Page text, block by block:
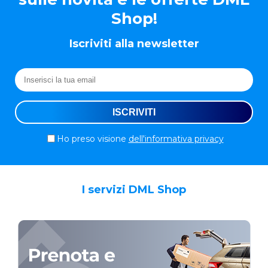
Shop!
Iscriviti alla newsletter
Ho preso visione dell'informativa privacy
I servizi DML Shop